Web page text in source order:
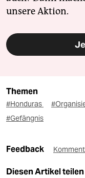
unsere Aktion.
Themen
#Honduras
#Gefängnis
Feedback
Diesen Artikel teilen